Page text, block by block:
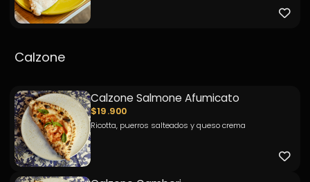
Calzone
Calzone Salmone Afumicato
$19.900
Ricotta, puerros salteados y queso crema